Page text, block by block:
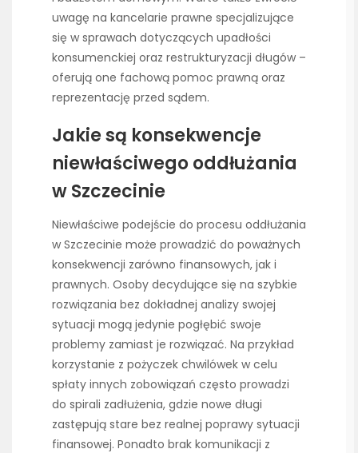
uwagę na kancelarie prawne specjalizujące
się w sprawach dotyczących upadłości
konsumenckiej oraz restrukturyzacji długów –
oferują one fachową pomoc prawną oraz
reprezentację przed sądem.
Jakie są konsekwencje
niewłaściwego oddłużania
w Szczecinie
Niewłaściwe podejście do procesu oddłużania
w Szczecinie może prowadzić do poważnych
konsekwencji zarówno finansowych, jak i
prawnych. Osoby decydujące się na szybkie
rozwiązania bez dokładnej analizy swojej
sytuacji mogą jedynie pogłębić swoje
problemy zamiast je rozwiązać. Na przykład
korzystanie z pożyczek chwilówek w celu
spłaty innych zobowiązań często prowadzi
do spirali zadłużenia, gdzie nowe długi
zastępują stare bez realnej poprawy sytuacji
finansowej. Ponadto brak komunikacji z